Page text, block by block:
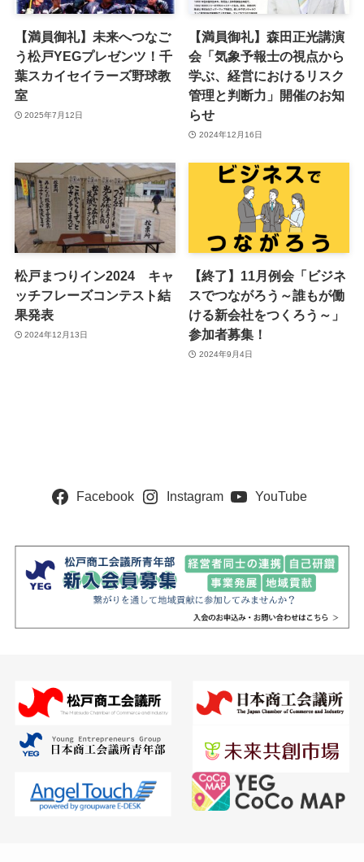
【満員御礼】未来へつなご
う松戸YEGプレゼンツ！千
葉スカイセイラーズ野球教
室
2025年7月12日
【満員御礼】森田正光講演
会「気象予報士の視点から
学ぶ、経営におけるリスク
管理と判断力」開催のお知
らせ
2024年12月16日
松戸まつりイン2024 キャ
ッチフレーズコンテスト結
果発表
2024年12月13日
【終了】11月例会「ビジネ
スでつながろう～誰もが働
ける新会社をつくろう～」
参加者募集！
2024年9月4日
Facebook Instagram YouTube